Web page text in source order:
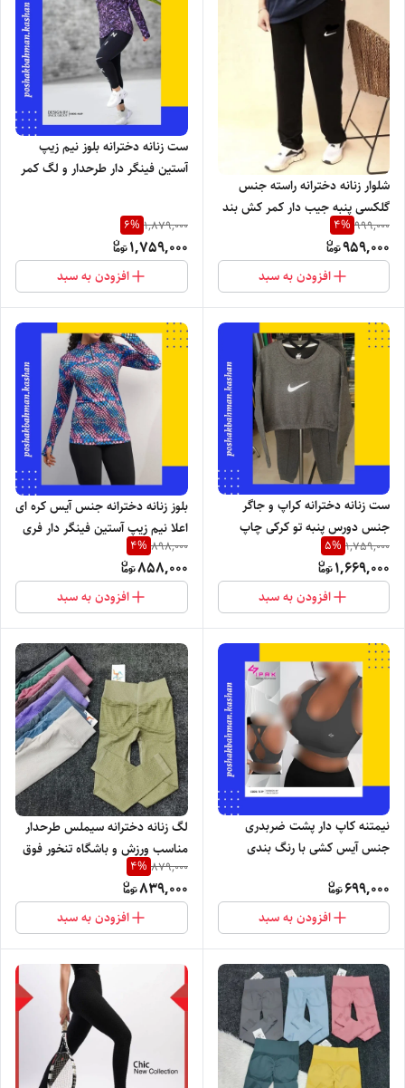
شلوار زنانه دخترانه راسته جنس
گلکسی پنبه جیب دار کمر کش بند
دار با دو چاپ نایک و دو نایک
999,000
4%
959,000
افزودن به سبد
ست زنانه دخترانه بلوز نیم زیپ
آستین فینگر دار طرحدار و لگ کمر
اعلا با تنخور شیک و جذاب
1,879,000
6%
1,759,000
افزودن به سبد
ست زنانه دخترانه کراپ و جاگر
جنس دورس پنبه تو کرکی چاپ
نایک با تنخور بسیار شیک کاربردی
و مناسب فصل
1,759,000
5%
1,669,000
افزودن به سبد
بلوز زنانه دخترانه جنس آیس کره ای
اعلا نیم زیپ آستین فینگر دار فری
سایز چاپ نایک با تنخور جذاب و
شیک
898,000
4%
858,000
افزودن به سبد
نیمتنه کاپ دار پشت ضربدری
جنس آیس کشی با رنگ بندی
699,000
افزودن به سبد
لگ زنانه دخترانه سیملس طرحدار
مناسب ورزش و باشگاه تنخور فوق
العاده شیک و جذاب
879,000
4%
839,000
افزودن به سبد